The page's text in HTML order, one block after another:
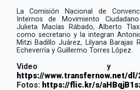
La Comisión Nacional de
Internos de Movimiento
Julieta Macías Rábado, Alberto
como secretario y la integran
Mitzi Badillo Juárez, Lilyana Barajas
Echeverría y Guillermo Torres López.
Video y
https://www.transfernow.net/dl/
Fotos: https://flic.kr/s/